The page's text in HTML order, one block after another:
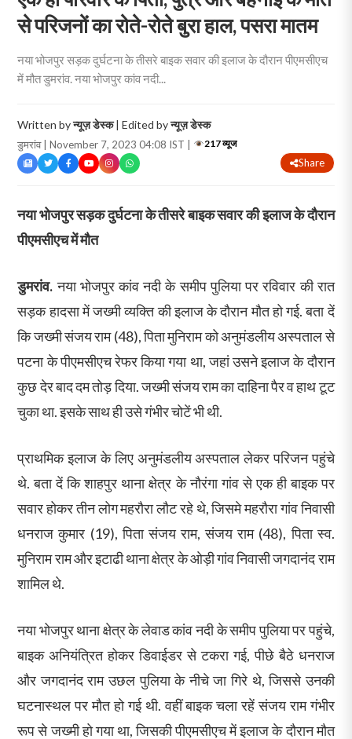
से परिजनों का रोते-रोते बुरा हाल, पसरा मातम
नया भोजपुर सड़क दुर्घटना के तीसरे बाइक सवार की इलाज के दौरान पीएमसीएच
में मौत डुमरांव. नया भोजपुर कांव नदी...
Written byन्यूज़ डेस्क| Edited byन्यूज़ डेस्क
डुमरांव | November 7, 2023 04:08 IST | 217 व्यूज
Share
नया भोजपुर सड़क दुर्घटना के तीसरे बाइक सवार की इलाज के दौरान
पीएमसीएच में मौत
डुमरांव.नया भोजपुर कांव नदी के समीप पुलिया पर रविवार की रात
सड़क हादसा में जख्मी व्यक्ति की इलाज के दौरान मौत हो गई. बता दें
कि जख्मी संजय राम (48), पिता मुनिराम को अनुमंडलीय अस्पताल से
पटना के पीएमसीएच रेफर किया गया था, जहां उसने इलाज के दौरान
कुछ देर बाद दम तोड़ दिया. जख्मी संजय राम का दाहिना पैर व हाथ टूट
चुका था. इसके साथ ही उसे गंभीर चोटें भी थी.
प्राथमिक इलाज के लिए अनुमंडलीय अस्पताल लेकर परिजन पहुंचे
थे. बता दें कि शाहपुर थाना क्षेत्र के नौरंगा गांव से एक ही बाइक पर
सवार होकर तीन लोग महरौरा लौट रहे थे, जिसमे महरौरा गांव निवासी
धनराज कुमार (19), पिता संजय राम, संजय राम (48), पिता स्व.
मुनिराम राम और इटाढी थाना क्षेत्र के ओड़ी गांव निवासी जगदानंद राम
शामिल थे.
नया भोजपुर थाना क्षेत्र के लेवाड कांव नदी के समीप पुलिया पर पहुंचे,
बाइक अनियंत्रित होकर डिवाईडर से टकरा गई, पीछे बैठे धनराज
और जगदानंद राम उछल पुलिया के नीचे जा गिरे थे, जिससे उनकी
घटनास्थल पर मौत हो गई थी. वहीं बाइक चला रहें संजय राम गंभीर
रूप से जख्मी हो गया था, जिसकी पीएमसीएच में इलाज के दौरान मौत